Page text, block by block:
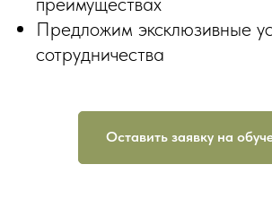
Предложим эксклюзивные
сотрудничества
Оставить заявку на